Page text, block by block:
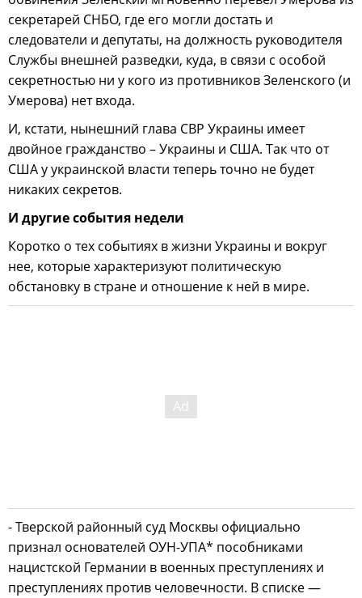
секретарей СНБО, где его могли достать и
следователи и депутаты, на должность руководителя
Службы внешней разведки, куда, в связи с особой
секретностью ни у кого из противников Зеленского (и
Умерова) нет входа.
И, кстати, нынешний глава СВР Украины имеет
двойное гражданство – Украины и США. Так что от
США у украинской власти теперь точно не будет
никаких секретов.
И другие события недели
Коротко о тех событиях в жизни Украины и вокруг
нее, которые характеризуют политическую
обстановку в стране и отношение к ней в мире.
- Тверской районный суд Москвы официально
признал основателей ОУН-УПА* пособниками
нацистской Германии в военных преступлениях и
преступлениях против человечности. В списке —